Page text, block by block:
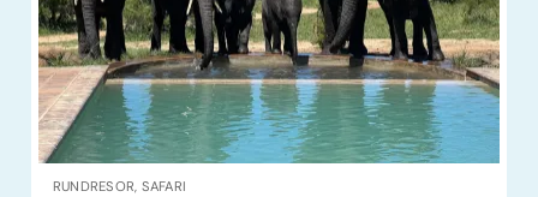
RUNDRESOR, SAFARI